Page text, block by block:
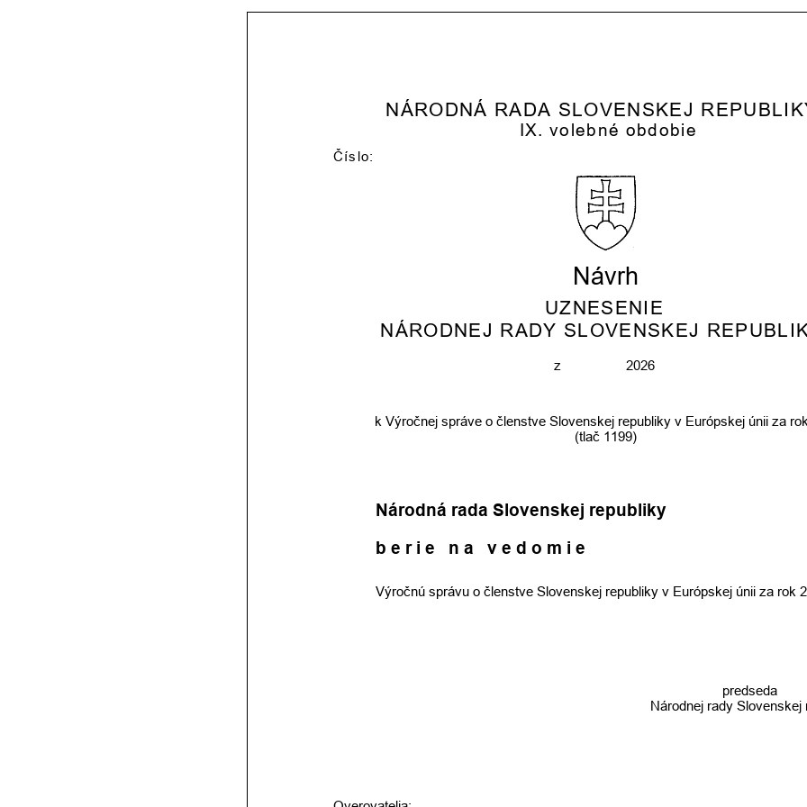
NÁRODNÁ RADA SLOVENSKEJ
IX. volebné obdobie
Číslo:
Návrh
UZNESENIE
NÁRODNEJ RADY SLOVENSKEJ
z                  2026
k Výročnej správe o členstve Slovenskej republiky v Európskej únii za
(tlač 1199)
Národná rada Slovenskej republiky
b e r i e   n a   v e d o m i e
Výročnú správu o členstve Slovenskej republiky v Európskej únii za rok
  predseda
Národnej rady Slovenskej